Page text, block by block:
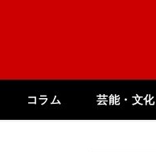
コラム 芸能・文化